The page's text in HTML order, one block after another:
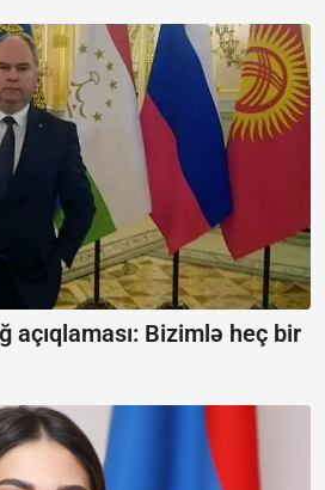
açıqlaması: Bizimlə heç bir